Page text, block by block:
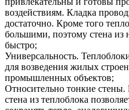
воздействиям. Кладка
достаточно. Кроме того
большими, поэтому стена из
быстро;
Универсальность.
для возведения жилых
промышленных объектов;
Относительно тонкие
стена из теплоблока